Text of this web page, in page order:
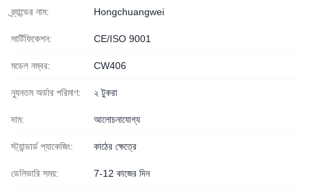
ব্র্যান্ডের নাম: Hongchuangwei
সার্টিফিকেশন: CE/ISO 9001
মডেল নম্বর: CW406
ন্যূনতম অর্ডার পরিমাণ: ২ টুকরা
দাম: আলোচনাযোগ্য
স্ট্যান্ডার্ড প্যাকেজিং: কাঠের ক্ষেত্রে
ডেলিভারি সময়: 7-12 কাজের দিন